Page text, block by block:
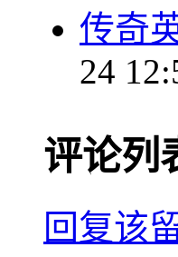
传奇
24
评论列
回复该